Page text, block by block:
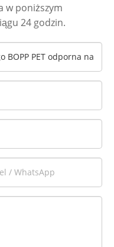
w poniższym
24 godzin.